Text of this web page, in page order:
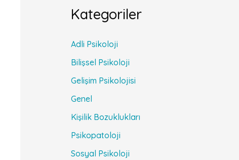
Kategoriler
Adli Psikoloji
Bilişsel Psikoloji
Gelişim Psikolojisi
Genel
Kişilik Bozuklukları
Psikopatoloji
Sosyal Psikoloji